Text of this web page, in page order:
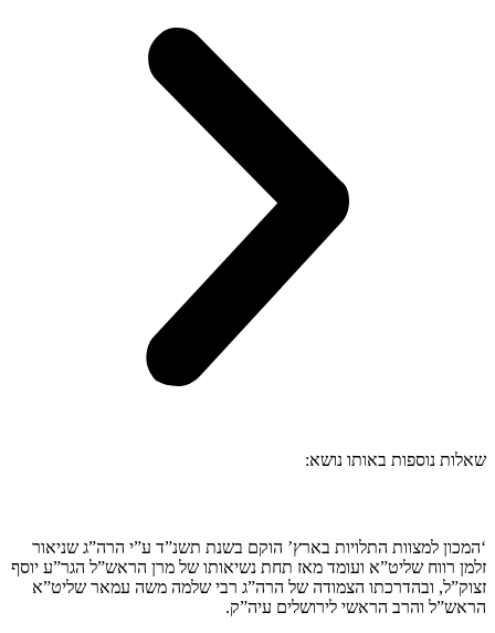
שאלות נוספות באותו נושא:
‘המכון למצוות התלויות בארץ’ הוקם בשנת תשנ”ד ע”י הרה”ג שניאור
זלמן רווח שליט”א ועומד מאז תחת נשיאותו של מרן הראש”ל הגר”ע יוסף
זצוק”ל, ובהדרכתו הצמודה של הרה”ג רבי שלמה משה עמאר שליט”א
הראש”ל והרב הראשי לירושלים עיה”ק.